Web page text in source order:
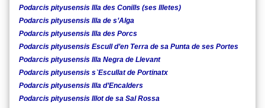
Podarcis pityusensis Illa des Conills (ses Illetes)
Podarcis pityusensis Illa de s’Alga
Podarcis pityusensis Illa des Porcs
Podarcis pityusensis Escull d’en Terra de sa Punta de ses Portes
Podarcis pityusensis Illa Negra de Llevant
Podarcis pityusensis s`Escullat de Portinatx
Podarcis pityusensis Illa d’Encalders
Podarcis pityusensis Illot de sa Sal Rossa